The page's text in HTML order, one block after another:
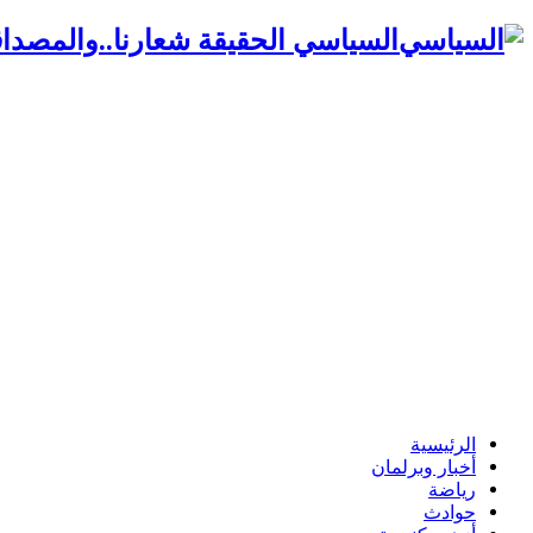
السياسي الحقيقة
الرئيسية
أخبار وبرلمان
رياضة
حوادث